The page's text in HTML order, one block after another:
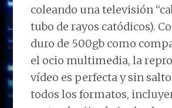
coleando una televisión
tubo de rayos catódicos).
duro de 500gb como
el ocio multimedia, la
vídeo es perfecta y sin
todos los formatos,